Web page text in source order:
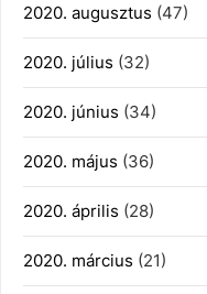
2020. augusztus (47)
2020. július (32)
2020. június (34)
2020. május (36)
2020. április (28)
2020. március (21)